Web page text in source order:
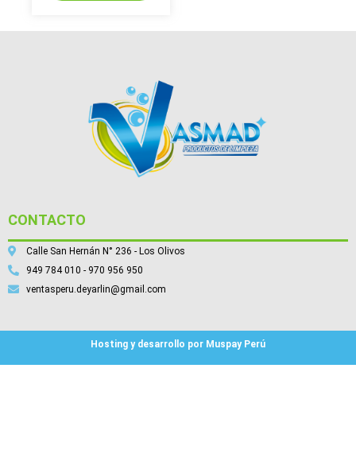
CONTACTO
Calle San Hernán N° 236 - Los Olivos
949 784 010 - 970 956 950
ventasperu.deyarlin@gmail.com
Hosting y desarrollo por Muspay Perú